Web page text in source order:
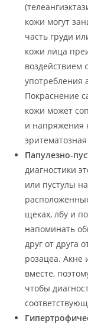
кожи могут
часть груди
кожи лица
воздействием
употребления
Покраснение
кожи может
и напряжения
Папулезно-
диагностики
или пустулы
щеках, лбу и
напоминать
друг от друга
розацеа. Акне
вместе,
чтобы